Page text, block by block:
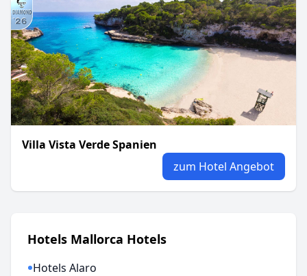
Villa Vista Verde Spanien
zum Hotel Angebot
Hotels Mallorca Hotels
Hotels Alaro